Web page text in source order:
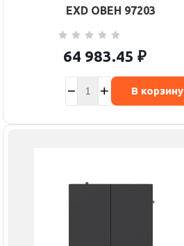
ЕХD ОВЕН 97203
64 983.45 ₽
В корзину